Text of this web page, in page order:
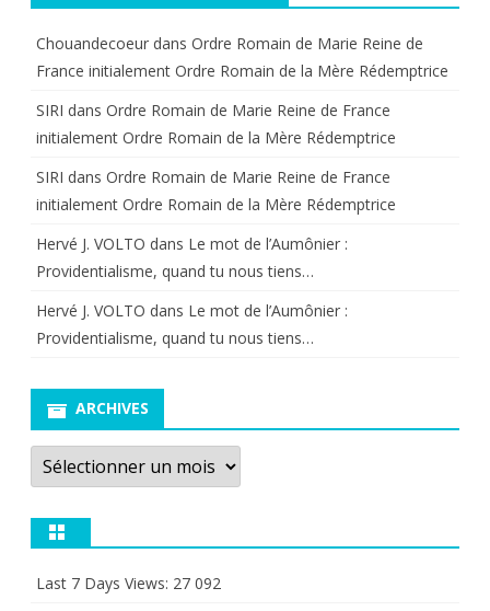
Chouandecoeur dans Ordre Romain de Marie Reine de
France initialement Ordre Romain de la Mère Rédemptrice
SIRI dans Ordre Romain de Marie Reine de France
initialement Ordre Romain de la Mère Rédemptrice
SIRI dans Ordre Romain de Marie Reine de France
initialement Ordre Romain de la Mère Rédemptrice
Hervé J. VOLTO dans Le mot de l’Aumônier :
Providentialisme, quand tu nous tiens…
Hervé J. VOLTO dans Le mot de l’Aumônier :
Providentialisme, quand tu nous tiens…
ARCHIVES
Archives
Last 7 Days Views: 27 092